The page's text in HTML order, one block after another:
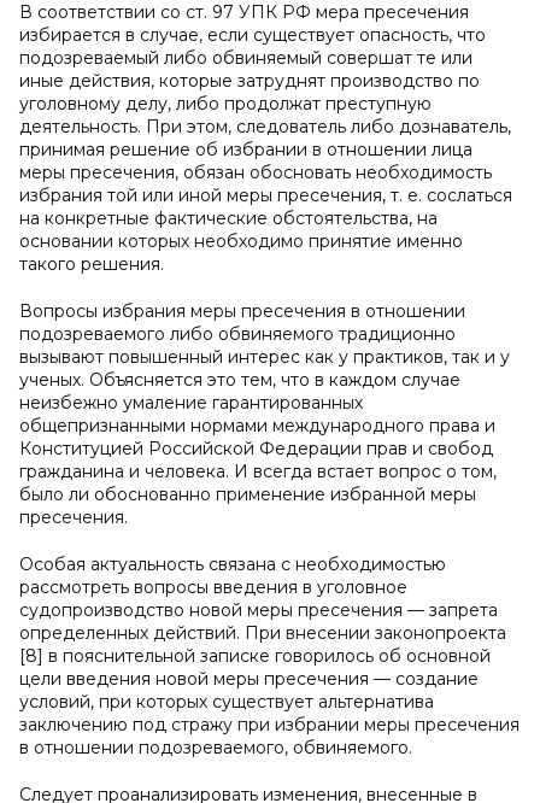
В соответствии со ст. 97 УПК РФ мера пресечения
избирается в случае, если существует опасность, что
подозреваемый либо обвиняемый совершат те или
иные действия, которые затруднят производство по
уголовному делу, либо продолжат преступную
деятельность. При этом, следователь либо дознаватель,
принимая решение об избрании в отношении лица
меры пресечения, обязан обосновать необходимость
избрания той или иной меры пресечения, т. е. сослаться
на конкретные фактические обстоятельства, на
основании которых необходимо принятие именно
такого решения.
Вопросы избрания меры пресечения в отношении
подозреваемого либо обвиняемого традиционно
вызывают повышенный интерес как у практиков, так и у
ученых. Объясняется это тем, что в каждом случае
неизбежно умаление гарантированных
общепризнанными нормами международного права и
Конституцией Российской Федерации прав и свобод
гражданина и человека. И всегда встает вопрос о том,
было ли обоснованно применение избранной меры
пресечения.
Особая актуальность связана с необходимостью
рассмотреть вопросы введения в уголовное
судопроизводство новой меры пресечения — запрета
определенных действий. При внесении законопроекта
[8] в пояснительной записке говорилось об основной
цели введения новой меры пресечения — создание
условий, при которых существует альтернатива
заключению под стражу при избрании меры пресечения
в отношении подозреваемого, обвиняемого.
Следует проанализировать изменения, внесенные в